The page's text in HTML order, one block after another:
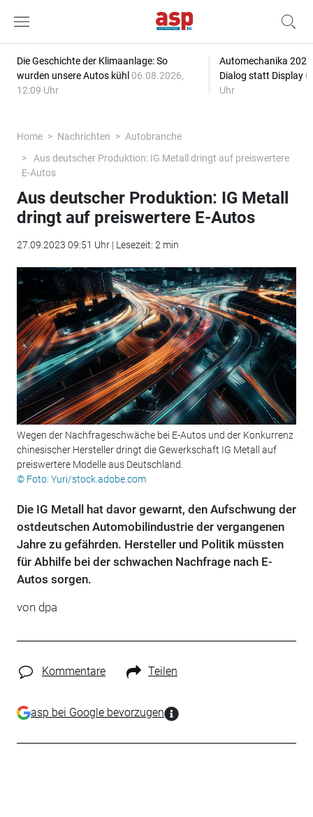
Die Geschichte der Klimaanlage: So
wurden unsere Autos kühl 06.08.2026,
12:09 Uhr
Automechanika
Dialog statt Display
Uhr
Home Nachrichten
Autobranche
Aus deutscher Produktion: IG Metall dringt auf preiswertere
E-Autos
Aus deutscher Produktion: IG Metall
dringt auf preiswertere E-Autos
27.09.2023 09:51 Uhr | Lesezeit: 2 min
Wegen der Nachfrageschwäche bei E-Autos und der Konkurrenz
chinesischer Hersteller dringt die Gewerkschaft IG Metall auf
preiswertere Modelle aus Deutschland.
© Foto: Yuri/stock.adobe.com
Die IG Metall hat davor gewarnt, den Aufschwung der
ostdeutschen Automobilindustrie der vergangenen
Jahre zu gefährden. Hersteller und Politik müssten
für Abhilfe bei der schwachen Nachfrage nach E-
Autos sorgen.
von dpa
Kommentare Teilen
asp bei Google bevorzugen